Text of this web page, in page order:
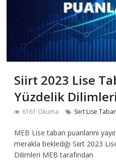
Siirt 2023 Lise
Yüzdelik Dilimleri
6161 Okuma Siirt Lise
MEB Lise taban puanlarını
merakla beklediği Siirt 2023
Dilimleri MEB tarafından